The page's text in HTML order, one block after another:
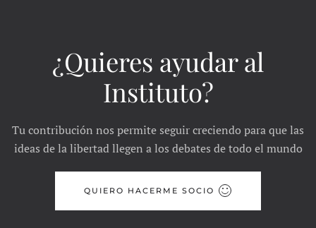
¿Quieres ayudar al
Instituto?
Tu contribución nos permite seguir creciendo para que las
ideas de la libertad llegen a los debates de todo el mundo
QUIERO HACERME SOCIO